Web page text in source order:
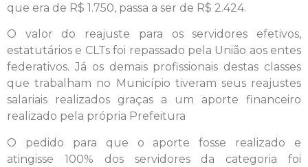
que era de R$ 1.750, passa a ser de R$ 2.424.
O valor do reajuste para os servidores efetivos,
estatutários e CLTs foi repassado pela União aos entes
federativos. Já os demais profissionais destas classes
que trabalham no Município tiveram seus reajustes
salariais realizados graças a um aporte financeiro
realizado pela própria Prefeitura
O pedido para que o aporte fosse realizado e
atingisse 100% dos servidores da categoria foi